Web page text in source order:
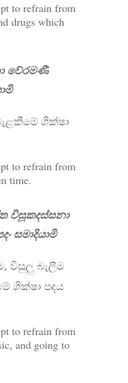
to refrain from
drugs which
වේරමණී
ශික්ෂා
to refrain from
time.
විසූකදස්සනා
සමාදියාමි
විසුලු බැලීම
ශික්ෂා පදය
to refrain from
and going to